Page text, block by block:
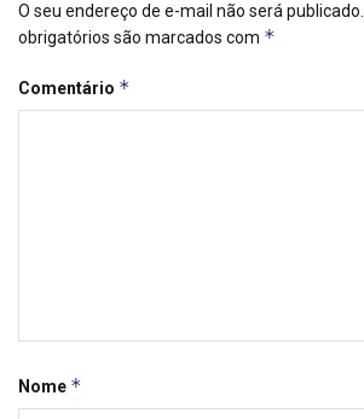
O seu endereço de e-mail não será publicado.
obrigatórios são marcados com *
Comentário *
Nome *